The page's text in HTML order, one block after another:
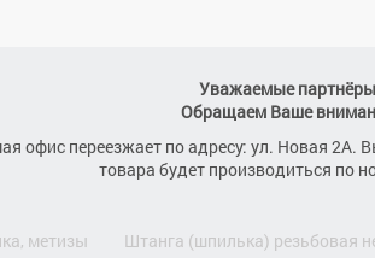
Уважаемые
Обращаем Ваше
офис переезжает по адресу: ул. Новая 2А.
товара будет производиться по
метизы штанга (шпилька) резьбовая